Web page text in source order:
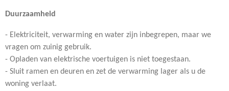
Duurzaamheid
- Elektriciteit, verwarming en water zijn inbegrepen, maar we
vragen om zuinig gebruik.
- Opladen van elektrische voertuigen is niet toegestaan.
- Sluit ramen en deuren en zet de verwarming lager als u de
woning verlaat.